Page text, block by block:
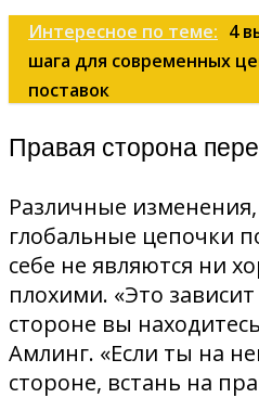
Интересное по теме: 4
шага для современных
поставок
Правая сторона
Различные
глобальные цепочки
себе не являются ни
плохими. «Это
стороне вы
Амлинг. «Если ты на
стороне, встань на